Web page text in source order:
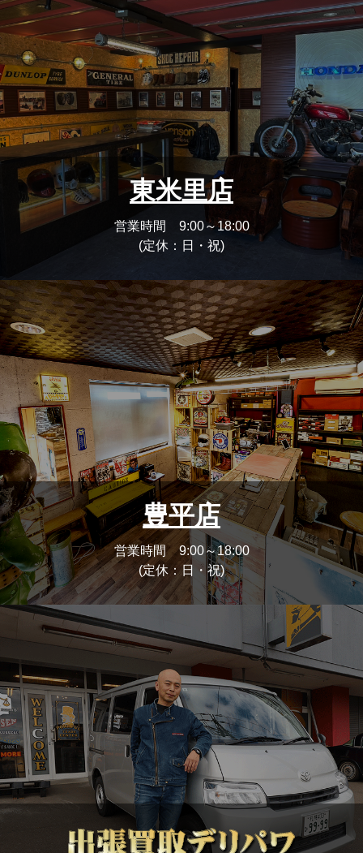
東米里店
営業時間 9:00～18:00
(定休：日・祝)
豊平店
営業時間 9:00～18:00
(定休：日・祝)